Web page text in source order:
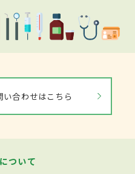
合わせはこちら
ついて